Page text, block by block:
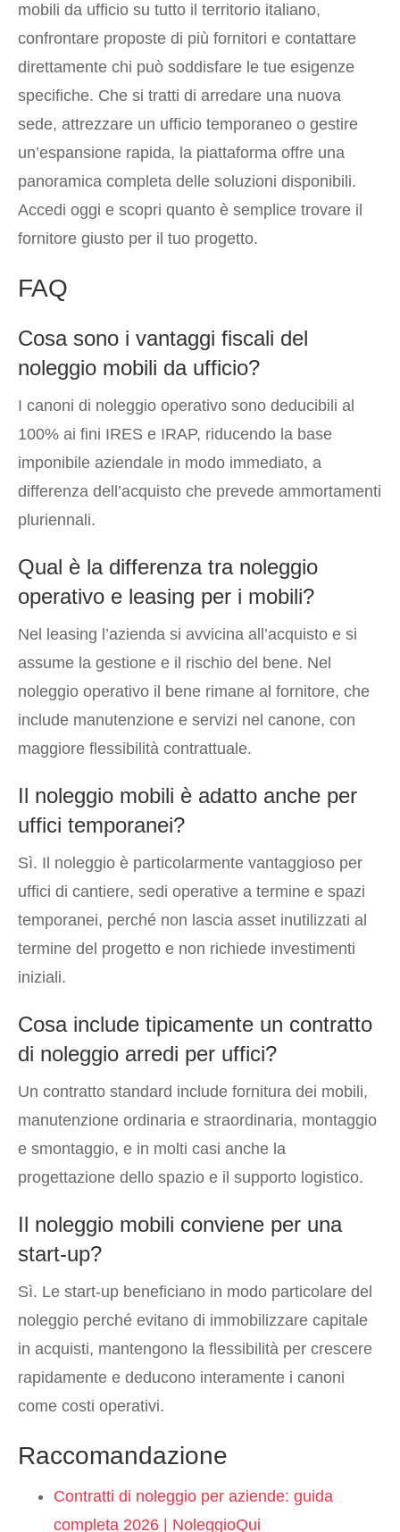
mobili da ufficio su tutto il territorio italiano,
confrontare proposte di più fornitori e contattare
direttamente chi può soddisfare le tue esigenze
specifiche. Che si tratti di arredare una nuova
sede, attrezzare un ufficio temporaneo o gestire
un’espansione rapida, la piattaforma offre una
panoramica completa delle soluzioni disponibili.
Accedi oggi e scopri quanto è semplice trovare il
fornitore giusto per il tuo progetto.
FAQ
Cosa sono i vantaggi fiscali del
noleggio mobili da ufficio?
I canoni di noleggio operativo sono deducibili al
100% ai fini IRES e IRAP, riducendo la base
imponibile aziendale in modo immediato, a
differenza dell’acquisto che prevede ammortamenti
pluriennali.
Qual è la differenza tra noleggio
operativo e leasing per i mobili?
Nel leasing l’azienda si avvicina all’acquisto e si
assume la gestione e il rischio del bene. Nel
noleggio operativo il bene rimane al fornitore, che
include manutenzione e servizi nel canone, con
maggiore flessibilità contrattuale.
Il noleggio mobili è adatto anche per
uffici temporanei?
Sì. Il noleggio è particolarmente vantaggioso per
uffici di cantiere, sedi operative a termine e spazi
temporanei, perché non lascia asset inutilizzati al
termine del progetto e non richiede investimenti
iniziali.
Cosa include tipicamente un contratto
di noleggio arredi per uffici?
Un contratto standard include fornitura dei mobili,
manutenzione ordinaria e straordinaria, montaggio
e smontaggio, e in molti casi anche la
progettazione dello spazio e il supporto logistico.
Il noleggio mobili conviene per una
start-up?
Sì. Le start-up beneficiano in modo particolare del
noleggio perché evitano di immobilizzare capitale
in acquisti, mantengono la flessibilità per crescere
rapidamente e deducono interamente i canoni
come costi operativi.
Raccomandazione
Contratti di noleggio per aziende: guida
completa 2026 | NoleggioQui